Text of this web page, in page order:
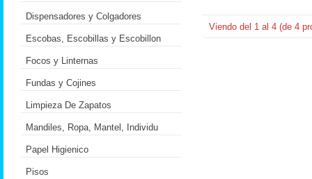
Viendo del 1 al 4 (de 4
Dispensadores y Colgadores
Escobas, Escobillas y Escobillon
Focos y Linternas
Fundas y Cojines
Limpieza De Zapatos
Mandiles, Ropa, Mantel, Individu
Papel Higienico
Pisos